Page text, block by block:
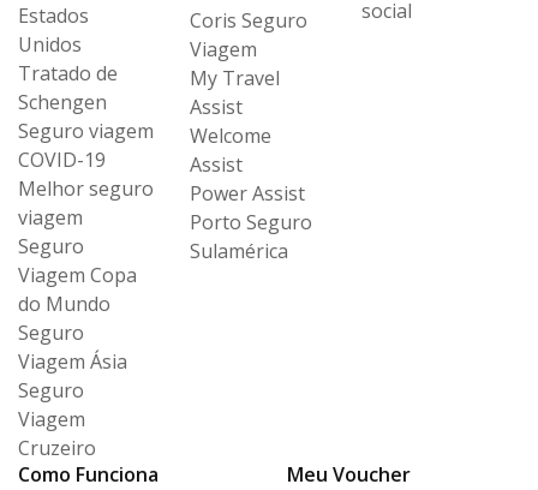
Estados
Unidos
Tratado de
Schengen
Seguro viagem
COVID-19
Melhor seguro
viagem
Seguro
Viagem Copa
do Mundo
Seguro
Viagem Ásia
Seguro
Viagem
Cruzeiro
Coris Seguro
Viagem
My Travel
Assist
Welcome
Assist
Power Assist
Porto Seguro
Sulamérica
social
Como Funciona
Meu Voucher